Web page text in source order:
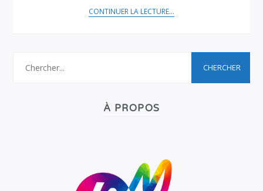
CONTINUER LA LECTURE...
À PROPOS